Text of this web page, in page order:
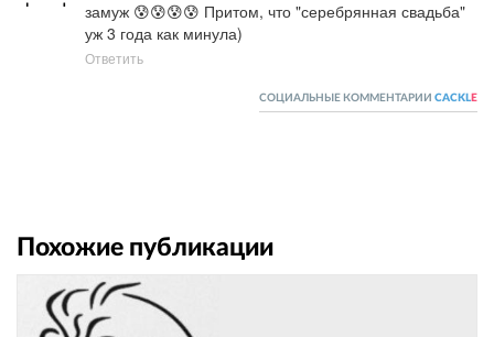
замуж 😰😰😰😰 Притом, что "серебрянная свадьба"
уж 3 года как минула)
Ответить
СОЦИАЛЬНЫЕ КОММЕНТАРИИ CACKL E
Похожие публикации